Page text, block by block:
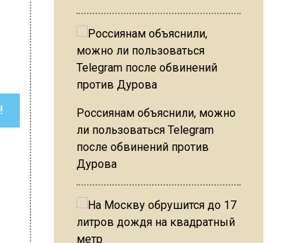
Россиянам объяснили, можно
ли пользоваться Telegram
после обвинений против
Дурова